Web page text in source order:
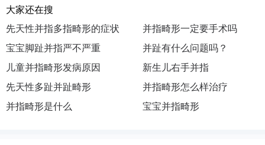
大家还在搜
先天性并指多指畸形的症状
是什么
并指畸形一定要手术吗
宝宝脚趾并指严不严重
并趾有什么问题吗？
儿童并指畸形发病原因
新生儿右手并指
先天性多趾并趾畸形
并指畸形怎么样治疗
并指畸形是什么
宝宝并指畸形